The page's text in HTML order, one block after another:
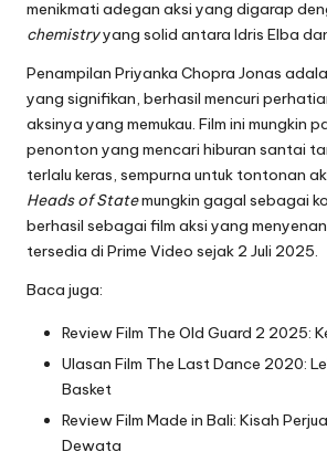
menikmati adegan aksi yang digarap
chemistryyang solid antara Idris Elba
Penampilan Priyanka Chopra Jonas
yang signifikan, berhasil mencuri
aksinya yang memukau. Film ini mungkin
penonton yang mencari hiburan santai
terlalu keras, sempurna untuk tontonan
Heads of Statemungkin gagal sebagai
berhasil sebagai film aksi yang
tersedia di Prime Video sejak 2 Juli 2025.
Baca juga:
Review Film The Old Guard 2 2025:
Ulasan Film The Last Dance 2020:
Basket
Review Film Made in Bali: Kisah
Dewata